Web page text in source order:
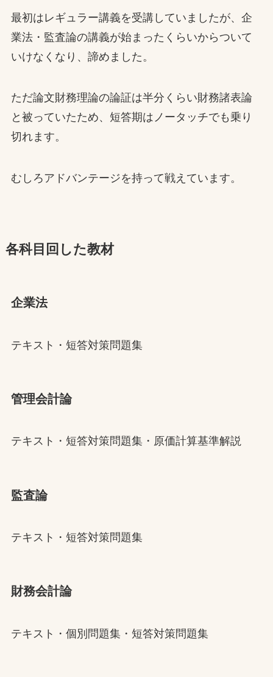
最初はレギュラー講義を受講していましたが、企
業法・監査論の講義が始まったくらいからついて
いけなくなり、諦めました。
ただ論文財務理論の論証は半分くらい財務諸表論
と被っていたため、短答期はノータッチでも乗り
切れます。
むしろアドバンテージを持って戦えています。
各科目回した教材
企業法
テキスト・短答対策問題集
管理会計論
テキスト・短答対策問題集・原価計算基準解説
監査論
テキスト・短答対策問題集
財務会計論
テキスト・個別問題集・短答対策問題集